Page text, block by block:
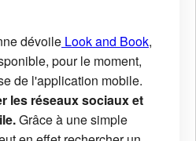
dévoile Look and Book,
pour le moment,
de l'application mobile.
les réseaux sociaux et
Grâce à une simple